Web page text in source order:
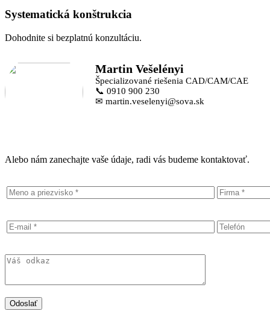
Systematická konštrukcia
Dohodnite si bezplatnú konzultáciu.
Martin Vešelényi
Špecializované riešenia CAD/CAM/CAE
📞 0910 900 230
✉ martin.veselenyi@sova.sk
Alebo nám zanechajte vaše údaje, radi vás budeme kontaktovať.